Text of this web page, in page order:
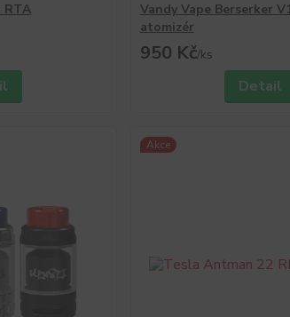
RTA
Vandy Vape Berserker
atomizér
950 Kč/ks
Detail
Akce